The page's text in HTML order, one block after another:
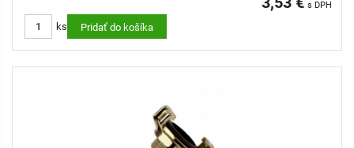
s DPH
ks Pridať do košíka